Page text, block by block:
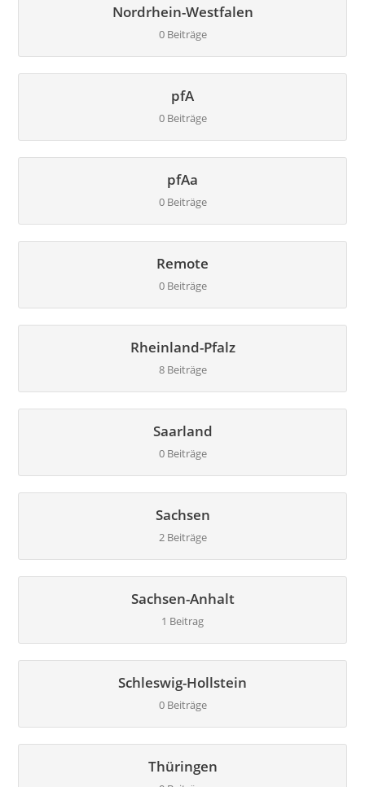
Nordrhein-Westfalen
0 Beiträge
pfA
0 Beiträge
pfAa
0 Beiträge
Remote
0 Beiträge
Rheinland-Pfalz
8 Beiträge
Saarland
0 Beiträge
Sachsen
2 Beiträge
Sachsen-Anhalt
1 Beitrag
Schleswig-Hollstein
0 Beiträge
Thüringen